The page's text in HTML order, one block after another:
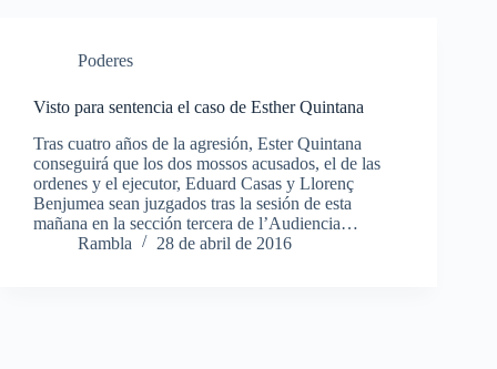
Poderes
Visto para sentencia el caso de Esther Quintana
Tras cuatro años de la agresión, Ester Quintana
conseguirá que los dos mossos acusados, el de las
ordenes y el ejecutor, Eduard Casas y Llorenç
Benjumea sean juzgados tras la sesión de esta
mañana en la sección tercera de l’Audiencia…
Rambla
28 de abril de 2016